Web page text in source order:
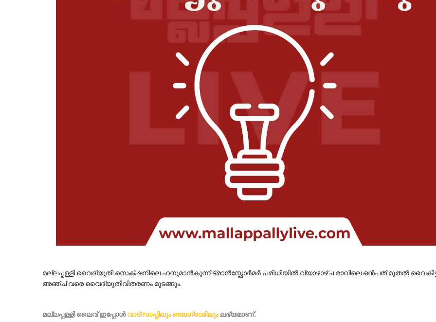
മല്ലപ്പള്ളി വൈദ്യുതി സെക്‌ഷനിലെ ഹനുമാൻകുന്ന് ട്രാൻസ്ഫോർമർ പരിധിയിൽ വ്യാഴാഴ്ച രാവിലെ ഒൻപത് മുതൽ
അഞ്ച് വരെ വൈദ്യുതിവിതരണം മുടങ്ങും.
മല്ലപ്പള്ളി ലൈവ് ഇപ്പോള്‍വാട്സാപ്പിലും ടെലഗ്രാമിലുംലഭ്യമാണ്‌.